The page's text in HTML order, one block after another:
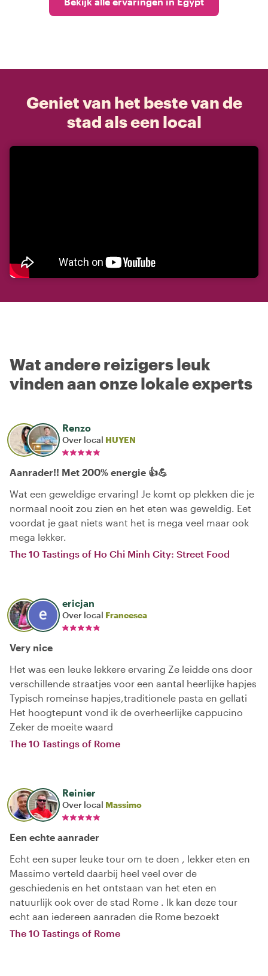
Geniet van het beste van de
stad als een local
Wat andere reizigers leuk
vinden aan onze lokale experts
Renzo
Over local HUYEN
Aanrader!! Met 200% energie 👍💪
Wat een geweldige ervaring! Je komt op plekken die je
normaal nooit zou zien en het eten was geweldig. Eet
voordat je gaat niets want het is mega veel maar ook
mega lekker.
The 10 Tastings of Ho Chi Minh City: Street Food
ericjan
Over local Francesca
Very nice
Het was een leuke lekkere ervaring Ze leidde ons door
verschillende straatjes voor een aantal heerlijke hapjes
Typisch romeinse hapjes,traditionele pasta en gellati
Het hoogtepunt vond ik de overheerlijke cappucino
Zeker de moeite waard
The 10 Tastings of Rome
Reinier
Over local Massimo
Een echte aanrader
Echt een super leuke tour om te doen , lekker eten en
Massimo verteld daarbij heel veel over de
geschiedenis en het ontstaan van het eten en
natuurlijk ook over de stad Rome . Ik kan deze tour
echt aan iedereen aanraden die Rome bezoekt
The 10 Tastings of Rome